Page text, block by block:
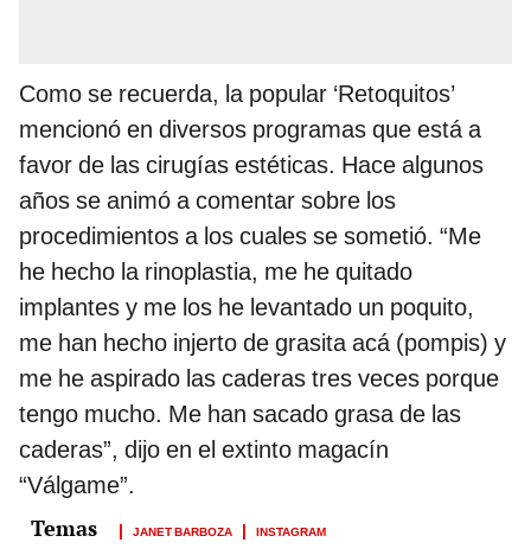
Como se recuerda, la popular ‘Retoquitos’
mencionó en diversos programas que está a
favor de las cirugías estéticas. Hace algunos
años se animó a comentar sobre los
procedimientos a los cuales se sometió. “Me
he hecho la rinoplastia, me he quitado
implantes y me los he levantado un poquito,
me han hecho injerto de grasita acá (pompis) y
me he aspirado las caderas tres veces porque
tengo mucho. Me han sacado grasa de las
caderas”, dijo en el extinto magacín
“Válgame”.
JANET BARBOZA INSTAGRAM